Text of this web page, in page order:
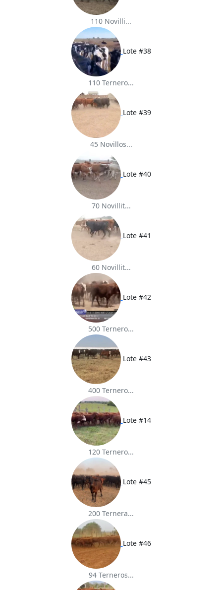
110 Novilli...
Lote #38
110 Ternero...
Lote #39
45 Novillos...
Lote #40
70 Novillit...
Lote #41
60 Novillit...
Lote #42
500 Ternero...
Lote #43
400 Ternero...
Lote #14
120 Ternero...
Lote #45
200 Ternera...
Lote #46
94 Terneros...